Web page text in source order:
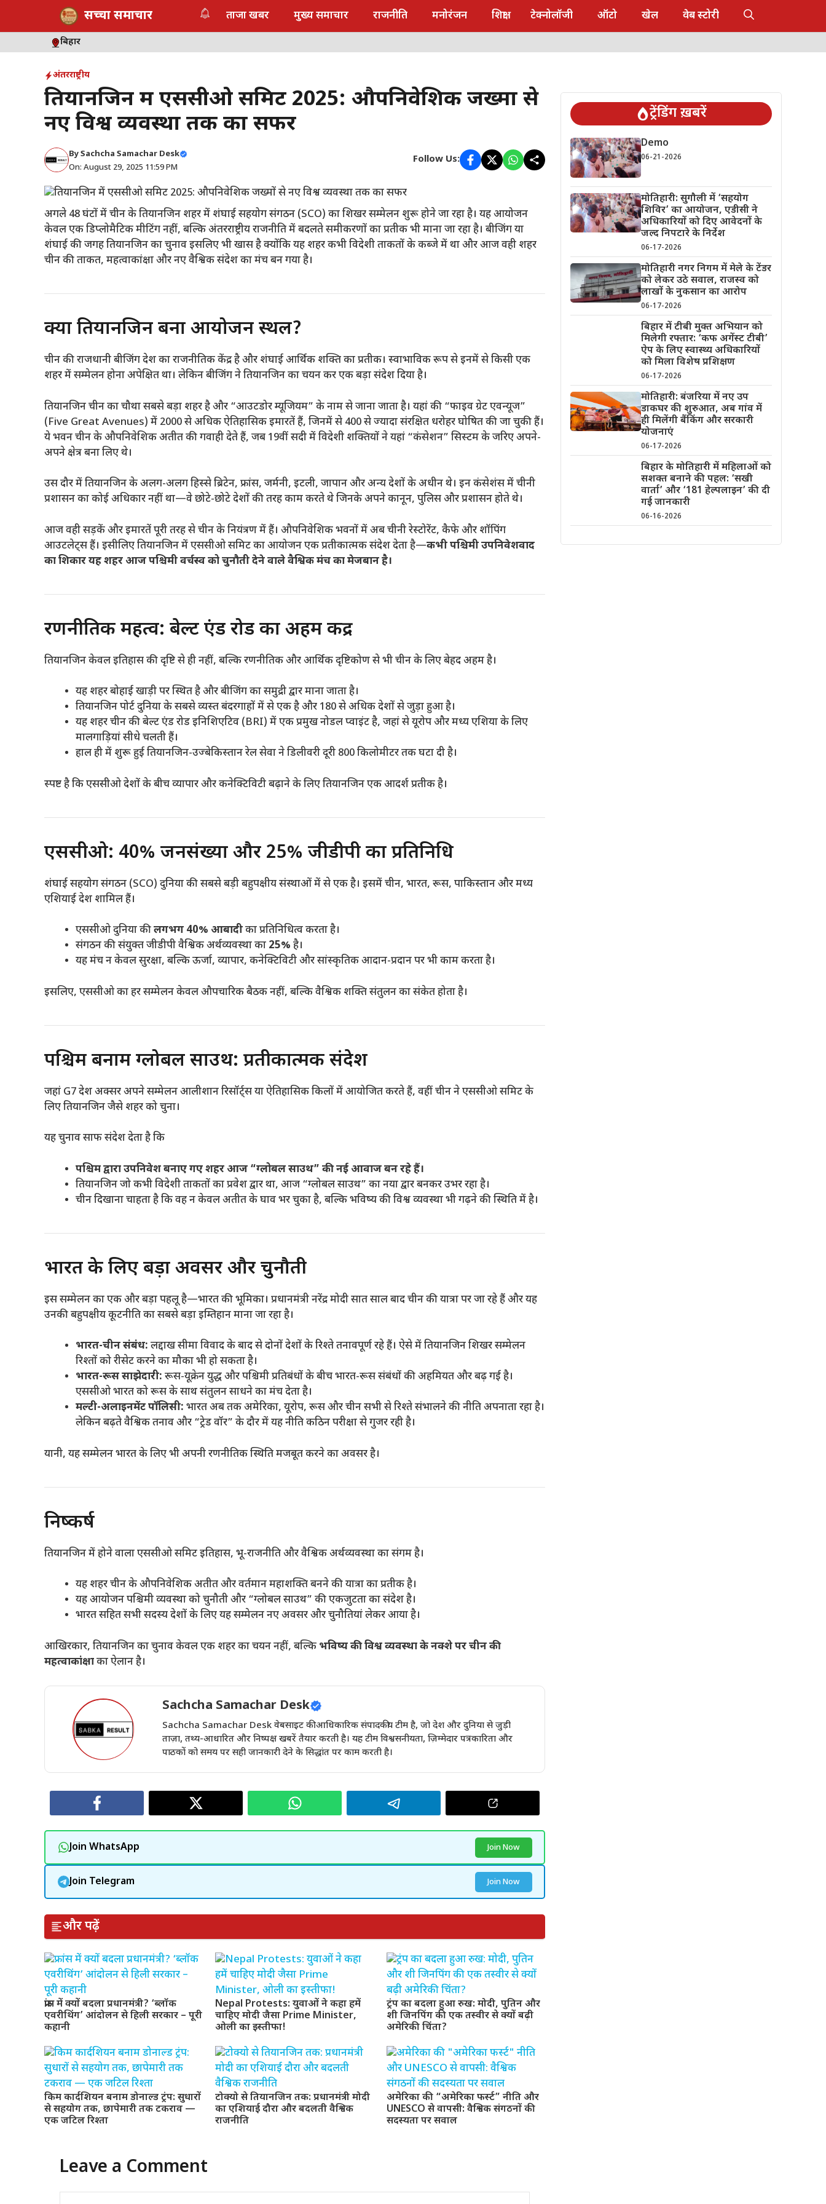
सच्चा समाचार ताजा खबर मुख्य समाचार राजनीति मनोरंजन शिक्षा टेक्नोलॉजी ऑटो खेल वेब स्टोरी
बिहार
अंतरराष्ट्रीय
तियानजिन में एससीओ समिट 2025: औपनिवेशिक जख्मों से
नए विश्व व्यवस्था तक का सफर
BySachcha Samachar Desk
On: August 29, 2025 11:59 PM
Follow Us:
अगले 48 घंटों में चीन के तियानजिन शहर में शंघाई सहयोग संगठन (SCO) का शिखर सम्मेलन शुरू होने जा रहा है। यह आयोजन
केवल एक डिप्लोमैटिक मीटिंग नहीं, बल्कि अंतरराष्ट्रीय राजनीति में बदलते समीकरणों का प्रतीक भी माना जा रहा है। बीजिंग या
शंघाई की जगह तियानजिन का चुनाव इसलिए भी खास है क्योंकि यह शहर कभी विदेशी ताकतों के कब्जे में था और आज वही शहर
चीन की ताकत, महत्वाकांक्षा और नए वैश्विक संदेश का मंच बन गया है।
क्यों तियानजिन बना आयोजन स्थल?
चीन की राजधानी बीजिंग देश का राजनीतिक केंद्र है और शंघाई आर्थिक शक्ति का प्रतीक। स्वाभाविक रूप से इनमें से किसी एक
शहर में सम्मेलन होना अपेक्षित था। लेकिन बीजिंग ने तियानजिन का चयन कर एक बड़ा संदेश दिया है।
तियानजिन चीन का चौथा सबसे बड़ा शहर है और “आउटडोर म्यूजियम” के नाम से जाना जाता है। यहां की “फाइव ग्रेट एवन्यूज”
(Five Great Avenues) में 2000 से अधिक ऐतिहासिक इमारतें हैं, जिनमें से 400 से ज्यादा संरक्षित धरोहर घोषित की जा चुकी हैं।
ये भवन चीन के औपनिवेशिक अतीत की गवाही देते हैं, जब 19वीं सदी में विदेशी शक्तियों ने यहां “कंसेशन” सिस्टम के जरिए अपने-
अपने क्षेत्र बना लिए थे।
उस दौर में तियानजिन के अलग-अलग हिस्से ब्रिटेन, फ्रांस, जर्मनी, इटली, जापान और अन्य देशों के अधीन थे। इन कंसेशंस में चीनी
प्रशासन का कोई अधिकार नहीं था—वे छोटे-छोटे देशों की तरह काम करते थे जिनके अपने कानून, पुलिस और प्रशासन होते थे।
आज वही सड़कें और इमारतें पूरी तरह से चीन के नियंत्रण में हैं। औपनिवेशिक भवनों में अब चीनी रेस्टोरेंट, कैफे और शॉपिंग
आउटलेट्स हैं। इसीलिए तियानजिन में एससीओ समिट का आयोजन एक प्रतीकात्मक संदेश देता है—कभी पश्चिमी उपनिवेशवाद
का शिकार यह शहर आज पश्चिमी वर्चस्व को चुनौती देने वाले वैश्विक मंच का मेजबान है।
रणनीतिक महत्व: बेल्ट एंड रोड का अहम केंद्र
तियानजिन केवल इतिहास की दृष्टि से ही नहीं, बल्कि रणनीतिक और आर्थिक दृष्टिकोण से भी चीन के लिए बेहद अहम है।
यह शहर बोहाई खाड़ी पर स्थित है और बीजिंग का समुद्री द्वार माना जाता है।
तियानजिन पोर्ट दुनिया के सबसे व्यस्त बंदरगाहों में से एक है और 180 से अधिक देशों से जुड़ा हुआ है।
यह शहर चीन की बेल्ट एंड रोड इनिशिएटिव (BRI) में एक प्रमुख नोडल प्वाइंट है, जहां से यूरोप और मध्य एशिया के लिए
मालगाड़ियां सीधे चलती हैं।
हाल ही में शुरू हुई तियानजिन-उज्बेकिस्तान रेल सेवा ने डिलीवरी दूरी 800 किलोमीटर तक घटा दी है।
स्पष्ट है कि एससीओ देशों के बीच व्यापार और कनेक्टिविटी बढ़ाने के लिए तियानजिन एक आदर्श प्रतीक है।
एससीओ: 40% जनसंख्या और 25% जीडीपी का प्रतिनिधि
शंघाई सहयोग संगठन (SCO) दुनिया की सबसे बड़ी बहुपक्षीय संस्थाओं में से एक है। इसमें चीन, भारत, रूस, पाकिस्तान और मध्य
एशियाई देश शामिल हैं।
एससीओ दुनिया कीलगभग 40% आबादीका प्रतिनिधित्व करता है।
संगठन की संयुक्त जीडीपी वैश्विक अर्थव्यवस्था का 25% है।
यह मंच न केवल सुरक्षा, बल्कि ऊर्जा, व्यापार, कनेक्टिविटी और सांस्कृतिक आदान-प्रदान पर भी काम करता है।
इसलिए, एससीओ का हर सम्मेलन केवल औपचारिक बैठक नहीं, बल्कि वैश्विक शक्ति संतुलन का संकेत होता है।
पश्चिम बनाम ग्लोबल साउथ: प्रतीकात्मक संदेश
जहां G7 देश अक्सर अपने सम्मेलन आलीशान रिसॉर्ट्स या ऐतिहासिक किलों में आयोजित करते हैं, वहीं चीन ने एससीओ समिट के
लिए तियानजिन जैसे शहर को चुना।
यह चुनाव साफ संदेश देता है कि
पश्चिम द्वारा उपनिवेश बनाए गए शहर आज “ग्लोबल साउथ” की नई आवाज बन रहे हैं।
तियानजिन जो कभी विदेशी ताकतों का प्रवेश द्वार था, आज “ग्लोबल साउथ” का नया द्वार बनकर उभर रहा है।
चीन दिखाना चाहता है कि वह न केवल अतीत के घाव भर चुका है, बल्कि भविष्य की विश्व व्यवस्था भी गढ़ने की स्थिति में है।
भारत के लिए बड़ा अवसर और चुनौती
इस सम्मेलन का एक और बड़ा पहलू है—भारत की भूमिका। प्रधानमंत्री नरेंद्र मोदी सात साल बाद चीन की यात्रा पर जा रहे हैं और यह
उनकी बहुपक्षीय कूटनीति का सबसे बड़ा इम्तिहान माना जा रहा है।
भारत-चीन संबंध: लद्दाख सीमा विवाद के बाद से दोनों देशों के रिश्ते तनावपूर्ण रहे हैं। ऐसे में तियानजिन शिखर सम्मेलन
रिश्तों को रीसेट करने का मौका भी हो सकता है।
भारत-रूस साझेदारी: रूस-यूक्रेन युद्ध और पश्चिमी प्रतिबंधों के बीच भारत-रूस संबंधों की अहमियत और बढ़ गई है।
एससीओ भारत को रूस के साथ संतुलन साधने का मंच देता है।
मल्टी-अलाइनमेंट पॉलिसी: भारत अब तक अमेरिका, यूरोप, रूस और चीन सभी से रिश्ते संभालने की नीति अपनाता रहा है।
लेकिन बढ़ते वैश्विक तनाव और “ट्रेड वॉर” के दौर में यह नीति कठिन परीक्षा से गुजर रही है।
यानी, यह सम्मेलन भारत के लिए भी अपनी रणनीतिक स्थिति मजबूत करने का अवसर है।
निष्कर्ष
तियानजिन में होने वाला एससीओ समिट इतिहास, भू-राजनीति और वैश्विक अर्थव्यवस्था का संगम है।
यह शहर चीन के औपनिवेशिक अतीत और वर्तमान महाशक्ति बनने की यात्रा का प्रतीक है।
यह आयोजन पश्चिमी व्यवस्था को चुनौती और “ग्लोबल साउथ” की एकजुटता का संदेश है।
भारत सहित सभी सदस्य देशों के लिए यह सम्मेलन नए अवसर और चुनौतियां लेकर आया है।
आखिरकार, तियानजिन का चुनाव केवल एक शहर का चयन नहीं, बल्कि भविष्य की विश्व व्यवस्था के नक्शे पर चीन की
महत्वाकांक्षाका ऐलान है।
Sachcha Samachar Desk
Sachcha Samachar Desk वेबसाइट की आधिकारिक संपादकीय टीम है, जो देश और दुनिया से जुड़ी
ताज़ा, तथ्य-आधारित और निष्पक्ष खबरें तैयार करती है। यह टीम विश्वसनीयता, ज़िम्मेदार पत्रकारिता और
पाठकों को समय पर सही जानकारी देने के सिद्धांत पर काम करती है।
Join WhatsApp Join Now
Join Telegram Join Now
और पढ़ें
फ्रांस में क्यों बदला प्रधानमंत्री? ‘ब्लॉक
एवरीथिंग’ आंदोलन से हिली सरकार – पूरी
कहानी
Nepal Protests: युवाओं ने कहा हमें
चाहिए मोदी जैसा Prime Minister,
ओली का इस्तीफा!
ट्रंप का बदला हुआ रुख: मोदी, पुतिन और
शी जिनपिंग की एक तस्वीर से क्यों बढ़ी
अमेरिकी चिंता?
किम कार्दशियन बनाम डोनाल्ड ट्रंप: सुधारों
से सहयोग तक, छापेमारी तक टकराव —
एक जटिल रिश्ता
टोक्यो से तियानजिन तक: प्रधानमंत्री मोदी
का एशियाई दौरा और बदलती वैश्विक
राजनीति
अमेरिका की “अमेरिका फर्स्ट” नीति और
UNESCO से वापसी: वैश्विक संगठनों की
सदस्यता पर सवाल
Leave a Comment
ट्रेंडिंग ख़बरें
Demo
06-21-2026
मोतिहारी: सुगौली में ‘सहयोग
शिविर’ का आयोजन, एडीसी ने
अधिकारियों को दिए आवेदनों के
जल्द निपटारे के निर्देश
06-17-2026
मोतिहारी नगर निगम में मेले के टेंडर
को लेकर उठे सवाल, राजस्व को
लाखों के नुकसान का आरोप
06-17-2026
बिहार में टीबी मुक्त अभियान को
मिलेगी रफ्तार: ‘कफ अगेंस्ट टीबी’
ऐप के लिए स्वास्थ्य अधिकारियों
को मिला विशेष प्रशिक्षण
06-17-2026
मोतिहारी: बंजरिया में नए उप
डाकघर की शुरुआत, अब गांव में
ही मिलेंगी बैंकिंग और सरकारी
योजनाएं
06-17-2026
बिहार के मोतिहारी में महिलाओं को
सशक्त बनाने की पहल: ‘सखी
वार्ता’ और ‘181 हेल्पलाइन’ की दी
गई जानकारी
06-16-2026